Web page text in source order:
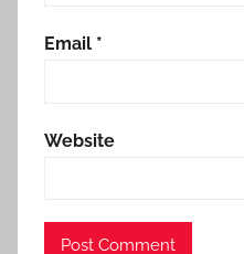
Email *
Website